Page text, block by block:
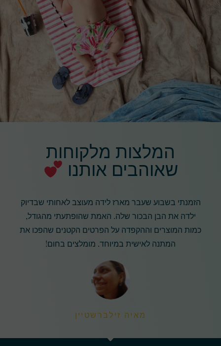
המלצות מלקוחות
שאוהבים אותנו
הזמנתי בשבוע שעבר מארז לידה מעוצב לאחותי שבדיוק
ילדה את הבן הבכור שלה. האמת שהופתעתי מהגודל,
כמות המוצרים וההקפדה על הפרטים הקטנים שהפכו את
המתנה לאישית במיוחד. מומלצים בחום!
מאיה זילברשטיין